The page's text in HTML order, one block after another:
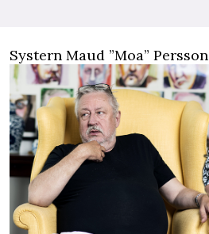
Systern Maud ”Moa” Persson